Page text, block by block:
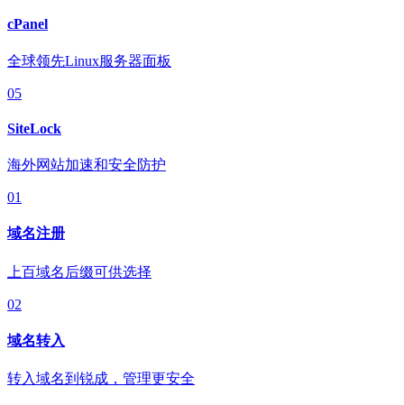
cPanel
全球领先Linux服务器面板
05
SiteLock
海外网站加速和安全防护
01
域名注册
上百域名后缀可供选择
02
域名转入
转入域名到锐成，管理更安全